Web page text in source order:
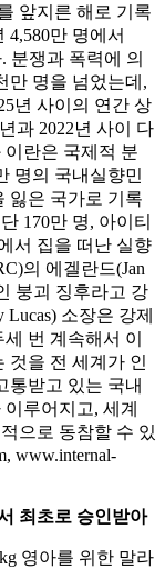
앞지른 해로 기록
4,580만 명에서
분쟁과 폭력에 의
만 명을 넘었는데,
년 사이의 연간 상
과 2022년 사이 다
란은 국제적 분
명의 국내실향민
잃은 국가로 기록
170만 명, 아이티
서 집을 떠난 실향
의 에겔란드(Jan
붕괴 징후라고 강
소장은 강제
번 계속해서 이
것을 전 세계가 인
통받고 있는 국내
루어지고, 세계
으로 동참할 수 있
www.internal-
최초로 승인받아
영아를 위한 말라